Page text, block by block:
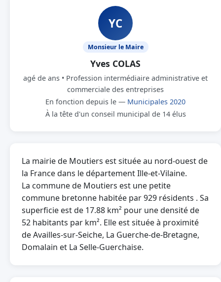
YC
Monsieur le Maire
Yves COLAS
agé de ans • Profession intermédiaire administrative et
commerciale des entreprises
En fonction depuis le — Municipales 2020
À la tête d'un conseil municipal de 14 élus
La mairie de Moutiers est située au nord-ouest de
la France dans le département Ille-et-Vilaine.
La commune de Moutiers est une petite
commune bretonne habitée par 929 résidents . Sa
superficie est de 17.88 km² pour une densité de
52 habitants par km². Elle est située à proximité
de Availles-sur-Seiche, La Guerche-de-Bretagne,
Domalain et La Selle-Guerchaise.